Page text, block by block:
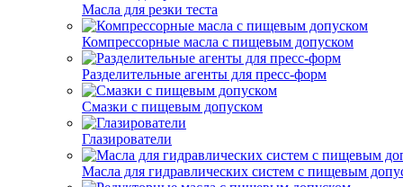
Масла для резки теста
Компрессорные масла с пищевым допуском
Разделительные агенты для пресс-форм
Смазки с пищевым допуском
Глазирователи
Масла для гидравлических систем с пищевым